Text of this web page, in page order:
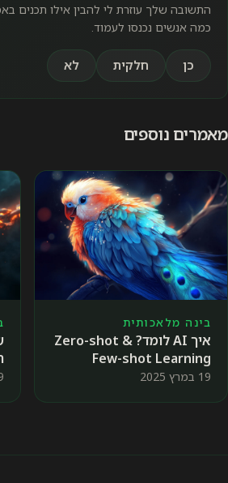
התשובה שלך עוזרת לי להבין אילו תכנים
כמה אנשים נכנסו לעמוד.
כן חלקית לא
מאמרים נוספים
בינה מלאכותית
איך AI לומד? Zero-shot &
Few-shot Learning
19 במרץ 2025